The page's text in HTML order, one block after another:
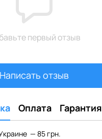
первый отзыв
Написать отзыв
Оплата Гарантия
— 85 грн.